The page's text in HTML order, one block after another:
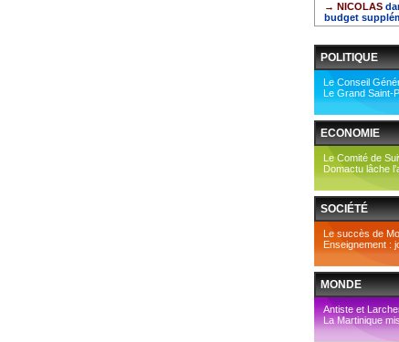
→ NICOLAS
budget
POLITIQUE
Le Conseil
Le Grand Saint-
ECONOMIE
Le Comité de
Domactu lâche
SOCIÉTÉ
Le succès de
Enseignement :
MONDE
Antiste et
La Martinique